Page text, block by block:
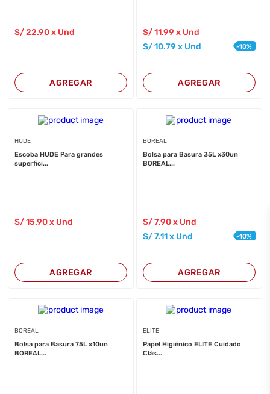
S/22.90 x Und
AGREGAR
S/11.99 x Und
S/10.79 x Und -10%
AGREGAR
HUDE
Escoba HUDE Para grandes
superfici...
S/15.90 x Und
AGREGAR
BOREAL
Bolsa para Basura 35L x30un
BOREAL...
S/7.90x Und
S/7.11x Und -10%
AGREGAR
BOREAL
Bolsa para Basura 75L x10un
BOREAL...
ELITE
Papel Higiénico ELITE Cuidado
Clás...